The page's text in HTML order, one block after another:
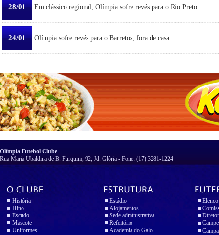
28/01 Em clássico regional, Olímpia sofre revés para o Rio Preto
24/01 Olímpia sofre revés para o Barretos, fora de casa
Olímpia Futebol Clube
Rua Maria Ubaldina de B. Furquim, 92, Jd. Glória - Fone: (17) 3281-1224
História
Hino
Escudo
Mascote
Uniformes
Estádio
Alojamentos
Sede administrativa
Refeitório
Academia do Galo
Elenco